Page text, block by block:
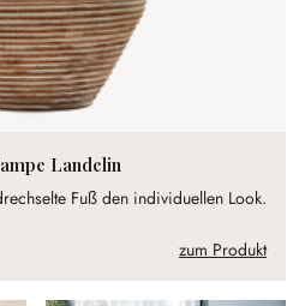
Landelin
Fuß den individuellen Look.
zum Produkt